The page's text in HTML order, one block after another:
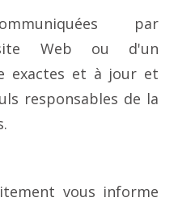
par
Web ou d'un
exactes et à jour et
responsables de la
vous informe